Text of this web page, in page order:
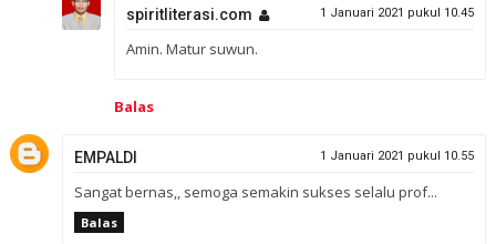
spiritliterasi.com 1 Januari 2021 pukul 10.45
Amin. Matur suwun.
Balas
EMPALDI 1 Januari 2021 pukul 10.55
Sangat bernas,, semoga semakin sukses selalu prof...
Balas